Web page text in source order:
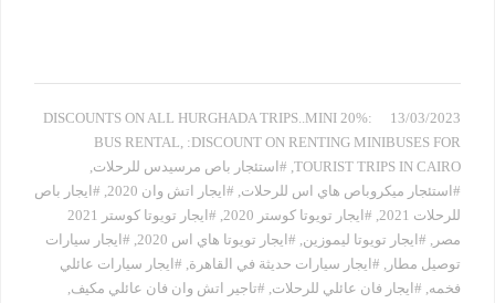
13/03/2023
:20% DISCOUNTS ON ALL HURGHADA TRIPS..MINI
BUS RENTAL, :DISCOUNT ON RENTING MINIBUSES FOR
TOURIST TRIPS IN CAIRO
, #استئجار باص مرسيدس للرحلات,
#استئجار ميكروباص هاي اس للرحلات, #ايجار اتش وان 2020 , #ايجار باص
للرحلات 2021
, #ايجار تويوتا كوستر 2020 ,
#ايجار تويوتا كوستر 2021
مصر , #ايجار تويوتا ليموزين, #ايجار تويوتا هاي اس 2020 , #ايجار سيارات
توصيل مطار , #ايجار سيارات حديثة في القاهرة, #ايجار سيارات عائلي
فخمه, #ايجار فان عائلي للرحلات, #تاجير اتش وان فان عائلي مكيف,